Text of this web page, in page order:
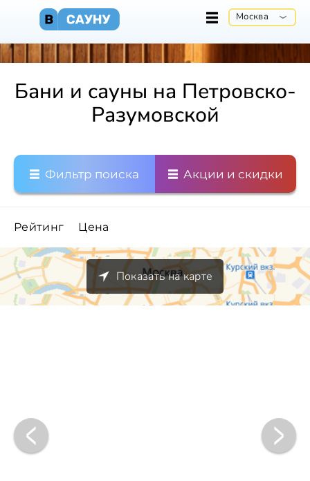
Москва
Бани и сауны на Петровско-
Разумовской
Фильтр поиска Акции и скидки
Рейтинг Цена
Показать на карте